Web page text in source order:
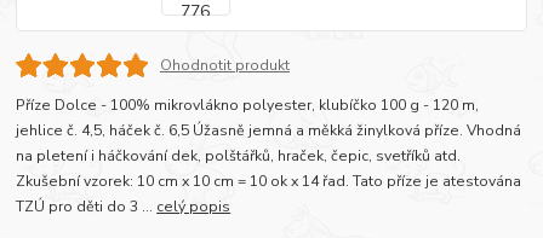
Ohodnotit produkt
Příze Dolce - 100% mikrovlákno polyester, klubíčko 100 g - 120 m,
jehlice č. 4,5, háček č. 6,5 Úžasně jemná a měkká žinylková příze. Vhodná
na pletení i háčkování dek, polštářků, hraček, čepic, svetříků atd.
Zkušební vzorek: 10 cm x 10 cm = 10 ok x 14 řad. Tato příze je atestována
TZÚ pro děti do 3 ... celý popis